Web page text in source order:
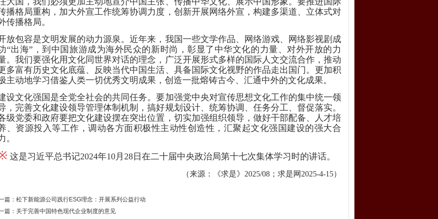
播格局重构，加大外宣工作统筹协调力度，创新开展网络外宣，构建多渠道、立体式对
传播格局。
放包容是文明发展的动力源泉。近年来，我国一些文学作品、网络游戏、网络影视剧成
“出海”，到中国旅游成为海外民众的新时尚，彰显了中华文化的力量、对外开放的力
。我们要强化用文化同世界对话的理念，广泛开展形式多样的国际人文交流合作，推动
多富有历史文化底蕴、反映当代中国生活、具备国际文化视野的作品走出国门。更加积
主动地学习借鉴人类一切优秀文明成果，创造一批熔铸古今、汇通中外的文化成果。
设文化强国是全党全社会的共同任务。要加强党中央对宣传思想文化工作的集中统一领
，完善文化建设领导管理体制机制，搞好规划设计、统筹协调、任务分工、督促落实。
级党委和政府要把文化建设摆在突出位置，切实加强组织领导，做好干部配备、人才培
、资源投入等工作，调动各方面积极性主动性创造性，汇聚起文化强国建设的强大合
。
这是习近平总书记2024年10月28日在二十届中央政治局第十七次集体学习时的讲话。
（来源：《求是》2025/08； 求是网2025-4-15）
篇：松下新能源公司践行ESG理念：开展系列公益行动
篇：关于完善中国特色现代企业制度的意见